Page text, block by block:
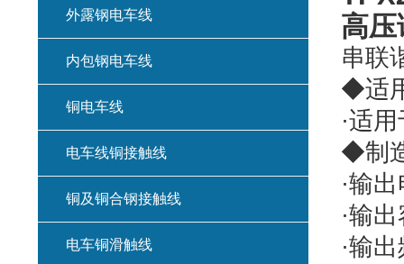
高
串联
◆适
·适
◆制
·输
·输
·输
外露钢电车线
内包钢电车线
铜电车线
电车线铜接触线
铜及铜合钢接触线
电车铜滑触线